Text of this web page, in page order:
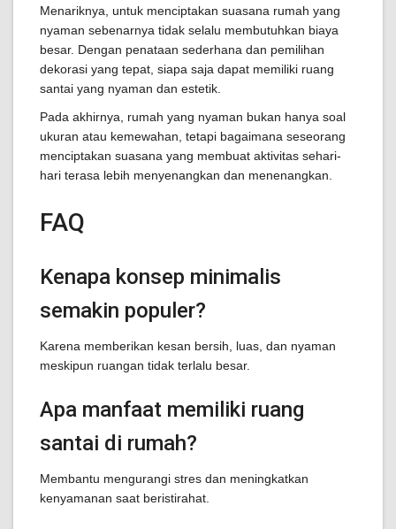
Menariknya, untuk menciptakan suasana rumah yang
nyaman sebenarnya tidak selalu membutuhkan biaya
besar. Dengan penataan sederhana dan pemilihan
dekorasi yang tepat, siapa saja dapat memiliki ruang
santai yang nyaman dan estetik.
Pada akhirnya, rumah yang nyaman bukan hanya soal
ukuran atau kemewahan, tetapi bagaimana seseorang
menciptakan suasana yang membuat aktivitas sehari-
hari terasa lebih menyenangkan dan menenangkan.
FAQ
Kenapa konsep minimalis
semakin populer?
Karena memberikan kesan bersih, luas, dan nyaman
meskipun ruangan tidak terlalu besar.
Apa manfaat memiliki ruang
santai di rumah?
Membantu mengurangi stres dan meningkatkan
kenyamanan saat beristirahat.